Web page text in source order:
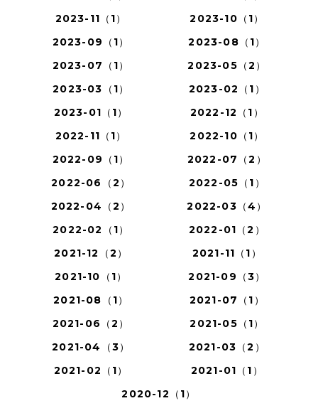
2023-11（1）
2023-10（1）
2023-09（1）
2023-08（1）
2023-07（1）
2023-05（2）
2023-03（1）
2023-02（1）
2023-01（1）
2022-12（1）
2022-11（1）
2022-10（1）
2022-09（1）
2022-07（2）
2022-06（2）
2022-05（1）
2022-04（2）
2022-03（4）
2022-02（1）
2022-01（2）
2021-12（2）
2021-11（1）
2021-10（1）
2021-09（3）
2021-08（1）
2021-07（1）
2021-06（2）
2021-05（1）
2021-04（3）
2021-03（2）
2021-02（1）
2021-01（1）
2020-12（1）